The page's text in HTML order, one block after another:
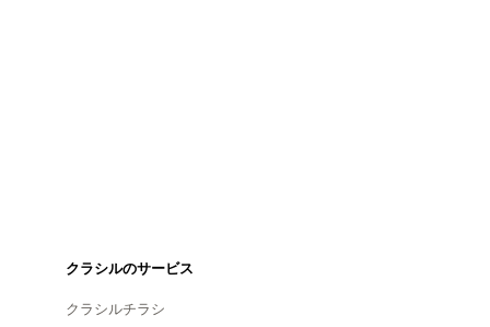
クラシルのサービス
クラシルチラシ